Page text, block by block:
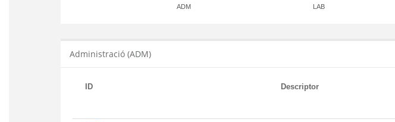
ADM LAB
Administració (ADM)
ID Descriptor